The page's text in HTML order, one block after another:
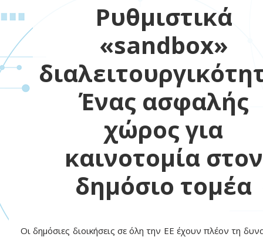
Ρυθμιστικά
«sandbox»
Ένας ασφαλής
χώρος για
καινοτομία στον
δημόσιο τομέα
Οι δημόσιες διοικήσεις σε όλη την ΕΕ έχουν πλέον τη